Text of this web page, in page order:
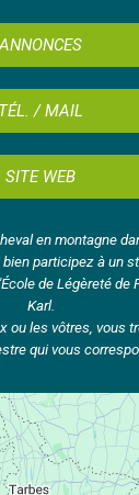
ANNONCES
TÉL. / MAIL
SITE WEB
en montagne
bien participez à un
de Légèreté de
Karl.
ou les vôtres, vous
qui vous